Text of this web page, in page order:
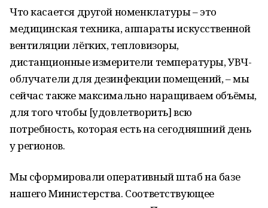
Что касается другой номенклатуры – это
медицинская техника, аппараты искусственной
вентиляции лёгких, тепловизоры,
дистанционные измерители температуры, УВЧ-
облучатели для дезинфекции помещений, – мы
сейчас также максимально наращиваем объёмы,
для того чтобы [удовлетворить] всю
потребность, которая есть на сегодняшний день
у регионов.
Мы сформировали оперативный штаб на базе
нашего Министерства. Соответствующее